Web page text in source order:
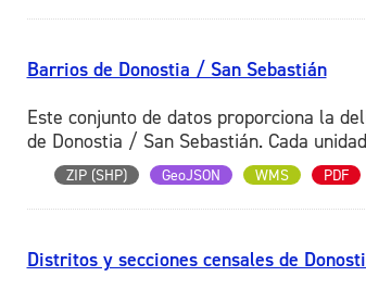
Barrios de Donostia / San Sebastián
Este conjunto de datos proporciona la
de Donostia / San Sebastián. Cada
ZIP (SHP) GeoJSON WMS PDF
Distritos y secciones censales de